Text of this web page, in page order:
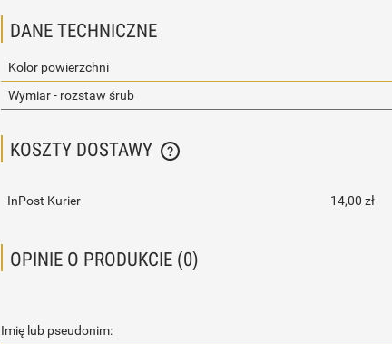
DANE TECHNICZNE
Kolor powierzchni
Wymiar - rozstaw śrub
KOSZTY DOSTAWY
CENA NIE ZAWIERA EWENTUALNYCH KOSZTÓW
InPost Kurier 14,00 zł
OPINIE O PRODUKCIE (0)
Imię lub pseudonim: